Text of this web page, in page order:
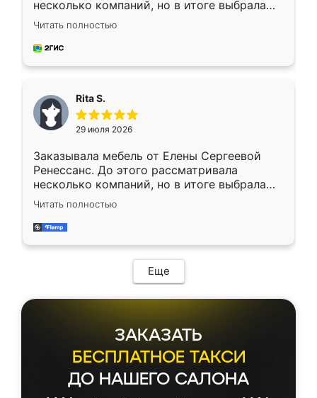
несколько компаний, но в итоге выбрала
эту. Сначала обговорили условия, потом
приехал замерщик, всё спокойно объяснил
и снял размеры. Изготовили в срок, с
каких-либо доработок. Качеством осталась
довольна, все выглядит так, как и ожидала.
Читать полностью
Rita S.
29 июля 2026
Заказывала мебель от Елены Сергеевой
Ренессанс. До этого рассматривала
несколько компаний, но в итоге выбрала
эту. Сначала обговорили условия, потом
приехал замерщик, всё спокойно объяснил
и снял размеры. Изготовили в срок, с
мебель сразу встала на свое место без
каких-либо доработок. Качеством осталась
довольна, все выглядит так, как и ожидала.
Читать полностью
Еще
ЗАКАЗАТЬ
БЕСПЛАТНОЕ ТАКСИ
ДО НАШЕГО САЛОНА